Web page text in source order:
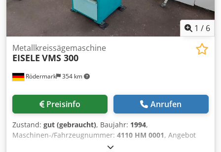
1 / 6
Rödermark 354 km
Metallkreissägemaschine
EISELE VMS 300
Preisinfo Anrufen
Zustand: gut (gebraucht), Baujahr: 1994,
Maschinen-/Fahrzeugnummer: 4110 HM 0001, Angebot
24310 Chodpfx Agozp H T Tjpsa Technische Daten: -